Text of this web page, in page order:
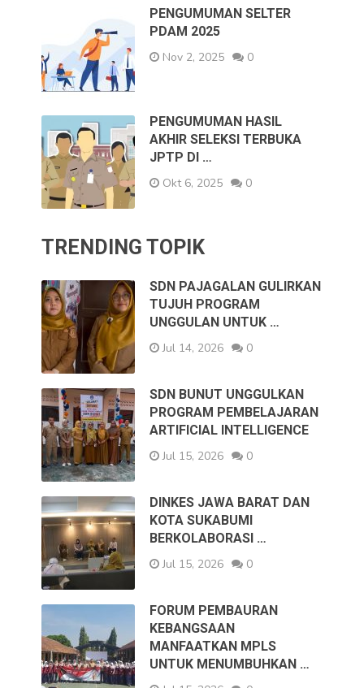
PENGUMUMAN SELTER
PDAM 2025
Nov 2, 2025
0
PENGUMUMAN HASIL
AKHIR SELEKSI TERBUKA
JPTP DI …
Okt 6, 2025
0
TRENDING TOPIK
SDN PAJAGALAN GULIRKAN
TUJUH PROGRAM
UNGGULAN UNTUK …
Jul 14, 2026
0
SDN BUNUT UNGGULKAN
PROGRAM PEMBELAJARAN
ARTIFICIAL INTELLIGENCE
Jul 15, 2026
0
DINKES JAWA BARAT DAN
KOTA SUKABUMI
BERKOLABORASI …
Jul 15, 2026
0
FORUM PEMBAURAN
KEBANGSAAN
MANFAATKAN MPLS
UNTUK MENUMBUHKAN …